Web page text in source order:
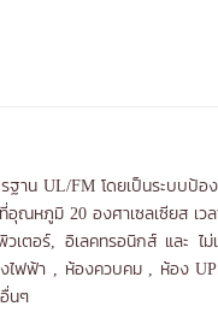
าน UL/FM โดยเป็นระบบป้อ
ณหภูมิ 20 องศาเซลเซียส เวล
วเตอร์, อิเลคทรอนิกส์ และ ไม่
งไฟฟ้า , ห้องควบคม , ห้อง
นๆ